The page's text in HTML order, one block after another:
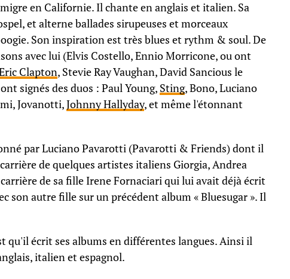
en Californie. Il chante en anglais et italien. Sa
et alterne ballades sirupeuses et morceaux
Son inspiration est très blues et rythm & soul. De
avec lui (Elvis Costello, Ennio Morricone, ou ont
Clapton, Stevie Ray Vaughan, David Sancious le
signés des duos : Paul Young, Sting, Bono, Luciano
Jovanotti,Johnny Hallyday, et même l'étonnant
par Luciano Pavarotti (Pavarotti & Friends) dont il
de quelques artistes italiens Giorgia, Andrea
de sa fille Irene Fornaciari qui lui avait déjà écrit
son autre fille sur un précédent album « Bluesugar ». Il
qu'il écrit ses albums en différentes langues. Ainsi il
italien et espagnol.